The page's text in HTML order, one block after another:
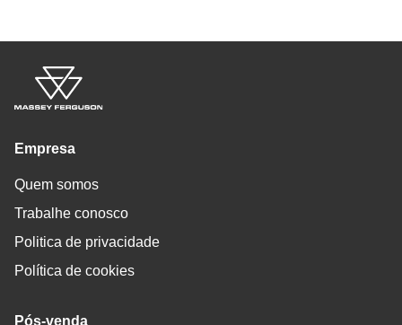
Empresa
Quem somos
Trabalhe conosco
Politica de privacidade
Política de cookies
Pós-venda